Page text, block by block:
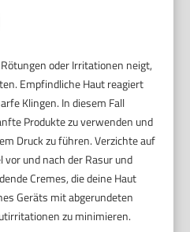
oder Irritationen neigt,
Empfindliche Haut reagiert
Klingen. In diesem Fall
Produkte zu verwenden und
Druck zu führen. Verzichte auf
und nach der Rasur und
Cremes, die deine Haut
Geräts mit abgerundeten
zu minimieren.